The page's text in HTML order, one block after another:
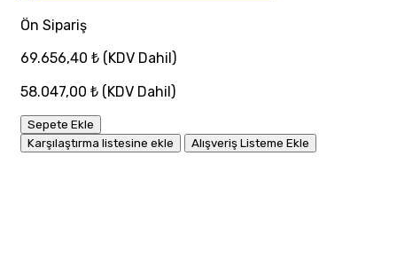
Ön Sipariş
69.656,40 ₺ (KDV Dahil)
58.047,00 ₺ (KDV Dahil)
Sepete Ekle
Karşılaştırma listesine ekle
Alışveriş Listeme Ekle